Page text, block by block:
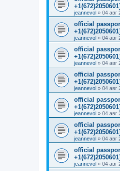
jeannevol » 04 авг
official
jeannevol » 04 авг
official
jeannevol » 04 авг
official
jeannevol » 04 авг
official
jeannevol » 04 авг
official
jeannevol » 04 авг
official
jeannevol » 04 авг